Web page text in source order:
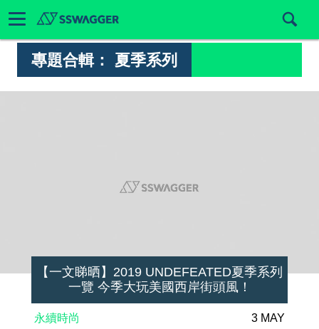
專題合輯： 夏季系列
【一文睇晒】2019 UNDEFEATED夏季系列
一覽 今季大玩美國西岸街頭風！
永續時尚 3 MAY